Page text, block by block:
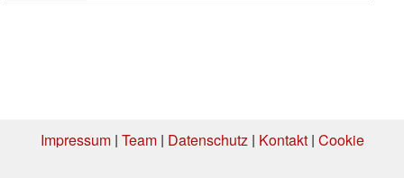
Impressum| Team| Datenschutz| Kontakt| Cookie